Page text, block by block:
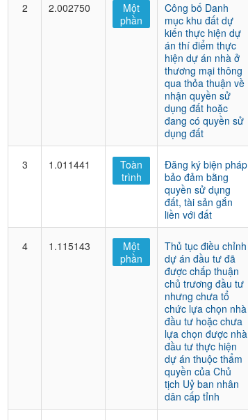
2 2.002750
Một
phần
Công bố Danh
mục khu đất dự
kiến thực hiện dự
án thí điểm thực
hiện dự án nhà ở
thương mại thông
qua thỏa thuận về
nhận quyền sử
dụng đất hoặc
đang có quyền sử
dụng đất
3 1.011441
Toàn
trình
Đăng ký biện pháp
bảo đảm bằng
quyền sử dụng
đất, tài sản gắn
liền với đất
4 1.115143
Một
phần
Thủ tục điều chỉnh
dự án đầu tư đã
được chấp thuận
chủ trương đầu tư
nhưng chưa tổ
chức lựa chọn nhà
đầu tư hoặc chưa
lựa chọn được nhà
đầu tư thực hiện
dự án thuộc thẩm
quyền của Chủ
tịch Uỷ ban nhân
dân cấp tỉnh